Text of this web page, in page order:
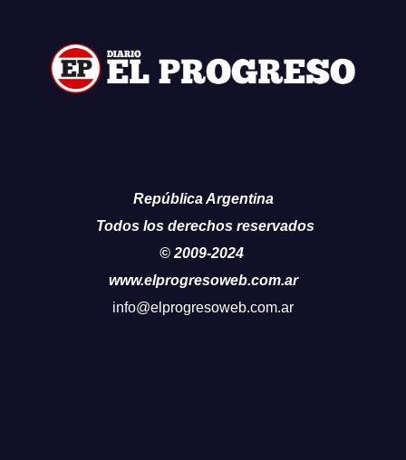
República Argentina
Todos los derechos reservados
© 2009-2024
www.elprogresoweb.com.ar
info@elprogresoweb.com.ar